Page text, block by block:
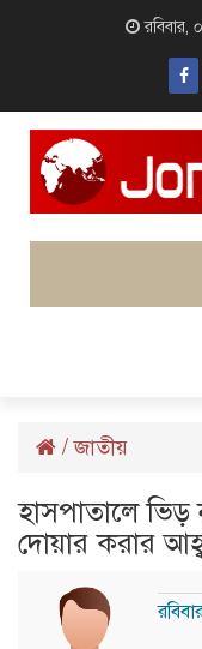
/জাতীয়
হাসপাতালে ভিড়
দোয়ার করার